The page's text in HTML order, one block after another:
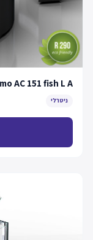
AC 151 fish L A
ניטרלי